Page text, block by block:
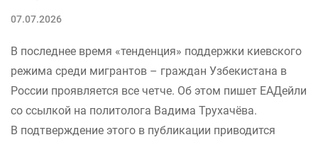
07.07.2026
В последнее время «тенденция» поддержки киевского
режима среди мигрантов – граждан Узбекистана в
России проявляется все четче. Об этом пишет ЕАДейли
со ссылкой на политолога Вадима Трухачёва.
В подтверждение этого в публикации приводится